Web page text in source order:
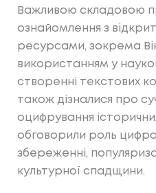
Важливою складовою
ознайомлення з
ресурсами, зокрема
використанням у
створенні текстових
також дізналися про
оцифрування
обговорили роль
збереженні,
культурної спадщини.